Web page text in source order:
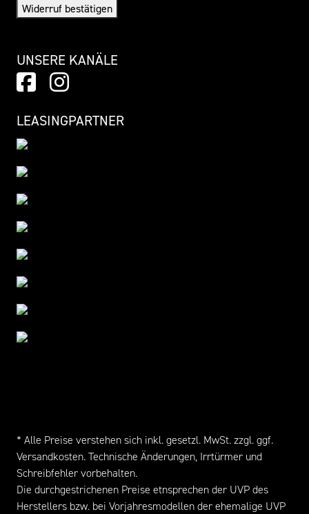
Widerruf bestätigen
UNSERE KANÄLE
LEASINGPARTNER
* Alle Preise verstehen sich inkl. gesetzl. MwSt. zzgl. ggf.
Versandkosten. Technische Änderungen, Irrtürmer und
Schreibfehler vorbehalten.
Die durchgestrichenen Preise etnsprechen der UVP des
Herstellers bzw. bei Vorjahresmodellen der ehemalige UVP